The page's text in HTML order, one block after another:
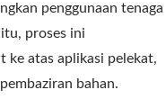
penggunaan tenaga
proses ini
ke atas aplikasi pelekat,
bahan.